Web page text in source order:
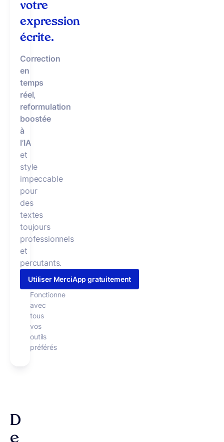
votre
expression
écrite.
Correction
en
temps
réel,
reformulation
boostée
à
l’IA
et
style
impeccable
pour
des
textes
toujours
professionnels
et
percutants.
Utiliser MerciApp gratuitement
Fonctionne
avec
tous
vos
outils
préférés
D